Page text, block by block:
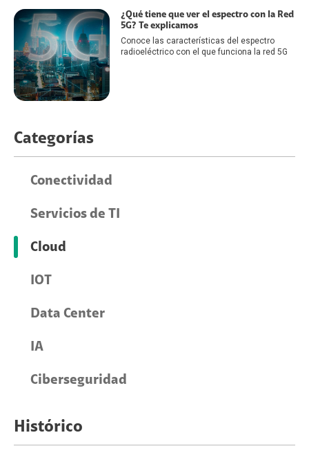
¿Qué tiene que ver el espectro con la Red
5G? Te explicamos
Conoce las características del espectro
radioeléctrico con el que funciona la red 5G
Categorías
Conectividad
Servicios de TI
Cloud
IOT
Data Center
IA
Ciberseguridad
Histórico